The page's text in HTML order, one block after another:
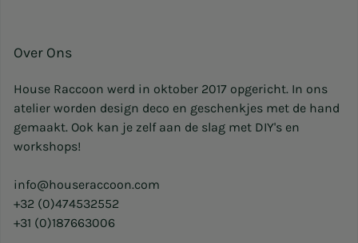
Over Ons
House Raccoon werd in oktober 2017 opgericht. In ons
atelier worden design deco en geschenkjes met de hand
gemaakt. Ook kan je zelf aan de slag met DIY's en
workshops!
info@houseraccoon.com
+32 (0)474532552
+31 (0)187663006